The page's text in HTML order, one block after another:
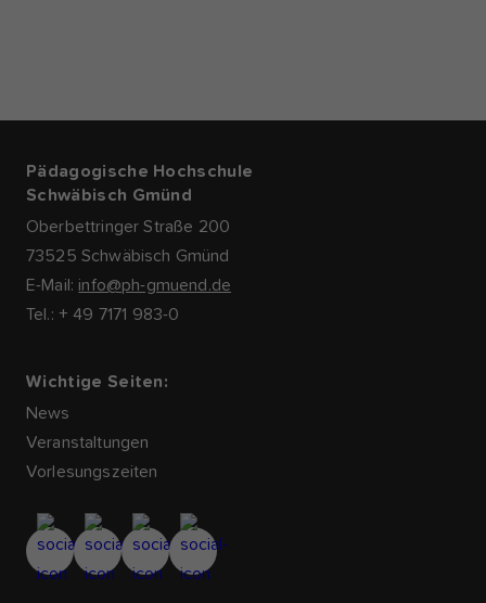
Pädagogische Hochschule
Schwäbisch Gmünd
Oberbettringer Straße 200
73525 Schwäbisch Gmünd
E-Mail: info@ph-gmuend.de
Tel.: + 49 7171 983-0
Wichtige Seiten:
News
Veranstaltungen
Vorlesungszeiten